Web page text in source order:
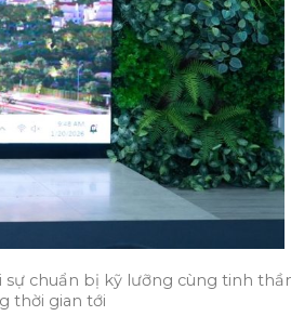
sự chuẩn bị kỹ lưỡng cùng tinh
thời gian tới